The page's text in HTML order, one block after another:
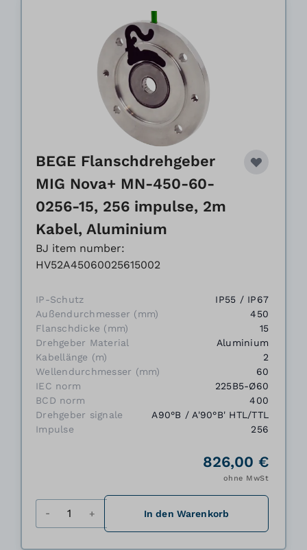
BEGE Flanschdrehgeber
MIG Nova+ MN-450-60-
0256-15, 256 impulse, 2m
Kabel, Aluminium
BJ item number:
HV52A45060025615002
IP-Schutz
IP55 / IP67
Außendurchmesser (mm)
450
Flanschdicke (mm)
15
Drehgeber Material
Aluminium
Kabellänge (m)
2
Wellendurchmesser (mm)
60
IEC norm
225B5-Ø60
BCD norm
400
Drehgeber signale
A90°B / A'90°B' HTL/TTL
Impulse
256
826,00 €
ohne MwSt
In den Warenkorb